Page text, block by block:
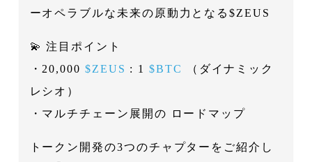
ーオペラブルな未来の原動力となる$ZEUS
💫 注目ポイント
・20,000 $ZEUS : 1$BTC
（ダイナミック
レシオ）
・マルチチェーン展開の ロードマップ
トークン開発の3つのチャプターをご紹介し